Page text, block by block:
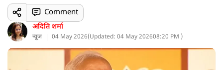
अदिति शर्मा
न्यूज 04 May 2026(Updated: 04 May 202608:20 PM )
Comment